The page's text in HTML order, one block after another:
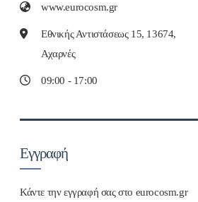
www.eurocosm.gr
Εθνικής Αντιστάσεως 15, 13674,
Αχαρνές
09:00 - 17:00
Εγγραφή
Κάντε την εγγραφή σας στο eurocosm.gr